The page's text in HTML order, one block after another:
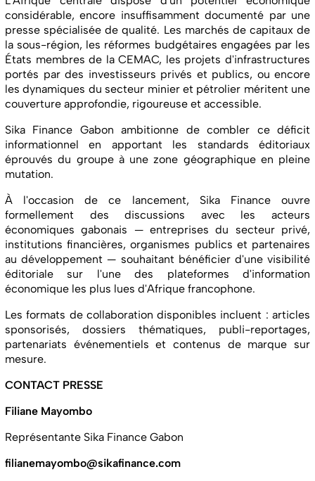
considérable, encore insuffisamment documenté par une
presse spécialisée de qualité. Les marchés de capitaux de
la sous-région, les réformes budgétaires engagées par les
États membres de la CEMAC, les projets d'infrastructures
portés par des investisseurs privés et publics, ou encore
les dynamiques du secteur minier et pétrolier méritent une
couverture approfondie, rigoureuse et accessible.
Sika Finance Gabon ambitionne de combler ce déficit
informationnel en apportant les standards éditoriaux
éprouvés du groupe à une zone géographique en pleine
mutation.
À l'occasion de ce lancement, Sika Finance ouvre
formellement des discussions avec les acteurs
économiques gabonais — entreprises du secteur privé,
institutions financières, organismes publics et partenaires
au développement — souhaitant bénéficier d'une visibilité
éditoriale sur l'une des plateformes d'information
économique les plus lues d'Afrique francophone.
Les formats de collaboration disponibles incluent : articles
sponsorisés, dossiers thématiques, publi-reportages,
partenariats événementiels et contenus de marque sur
mesure.
CONTACT PRESSE
Filiane Mayombo
Représentante Sika Finance Gabon
filianemayombo@sikafinance.com